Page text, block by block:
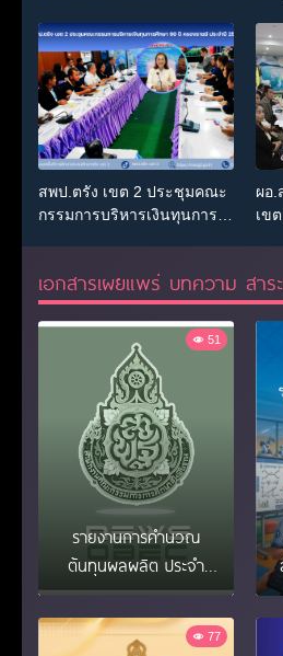
(Integrity Innovation : II) ใน
การวัดระดับการส่งเสริม
ความโปร่งใสในสำนักงาน
เขตพื้นที่การศึกษา (OIT+)
ประจำปีงบประมาณ พ.ศ.
2569 ครั้งที่ 3/2569
ม
ขั้น
ปูเ
ตั้ง
ศึก
สพป.ตรัง เขต 2 ประชุมคณะ
กรรมการบริหารเงินทุนการ
ผอ.
เข
ปีง
ที่
เอกสารเผยแพร่ บทความ สาร
51
รายงานการคำนวณ
ต้นทุนผลผลิต ประจำ
ปีงบประมาณ พ.ศ.2568
77